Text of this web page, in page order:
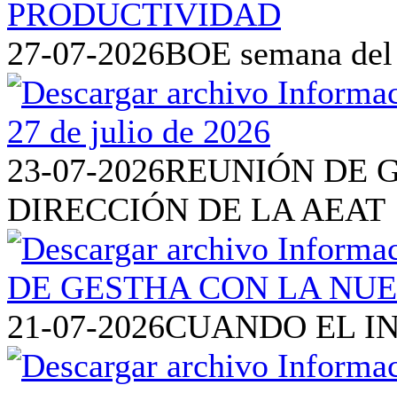
27-07-2026BOE semana
23-07-2026REUNIÓN DE
DIRECCIÓN DE LA AEAT
21-07-2026CUANDO EL